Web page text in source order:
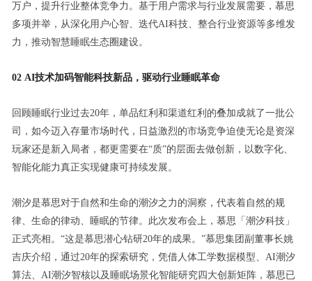
万户，提升行业整体竞争力。基于用户需求与行业发展需要，慕思
多项并举，从深化用户心智、迭代AI科技、整合行业资源等多维发
力，推动智慧睡眠生态圈建设。
02 AI技术加码智能科技新品，驱动行业睡眠革命
回顾睡眠行业过去20年，单品红利和渠道红利的叠加成就了一批公
司，如今迈入存量市场时代，日益激烈的市场竞争迫使无论是资深
玩家还是新入局者，都更需要在“质”的层面去做创新，以数字化、
智能化能力真正实现健康可持续发展。
潮汐是慕思对于自然和生命的潮汐之力的洞察，代表着自然的规
律、生命的律动、睡眠的节律。此次发布会上，慕思「潮汐科技」
正式亮相。“这是慕思潜心钻研20年的成果。”慕思集团副董事长姚
吉庆介绍，通过20年的探索研究，凭借人体工学数据模型、AI潮汐
算法、AI潮汐智核以及睡眠场景化智能研究四大创新矩阵，慕思已